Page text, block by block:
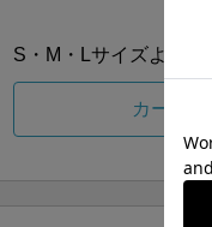
S・M・Lサイズより当
カートに